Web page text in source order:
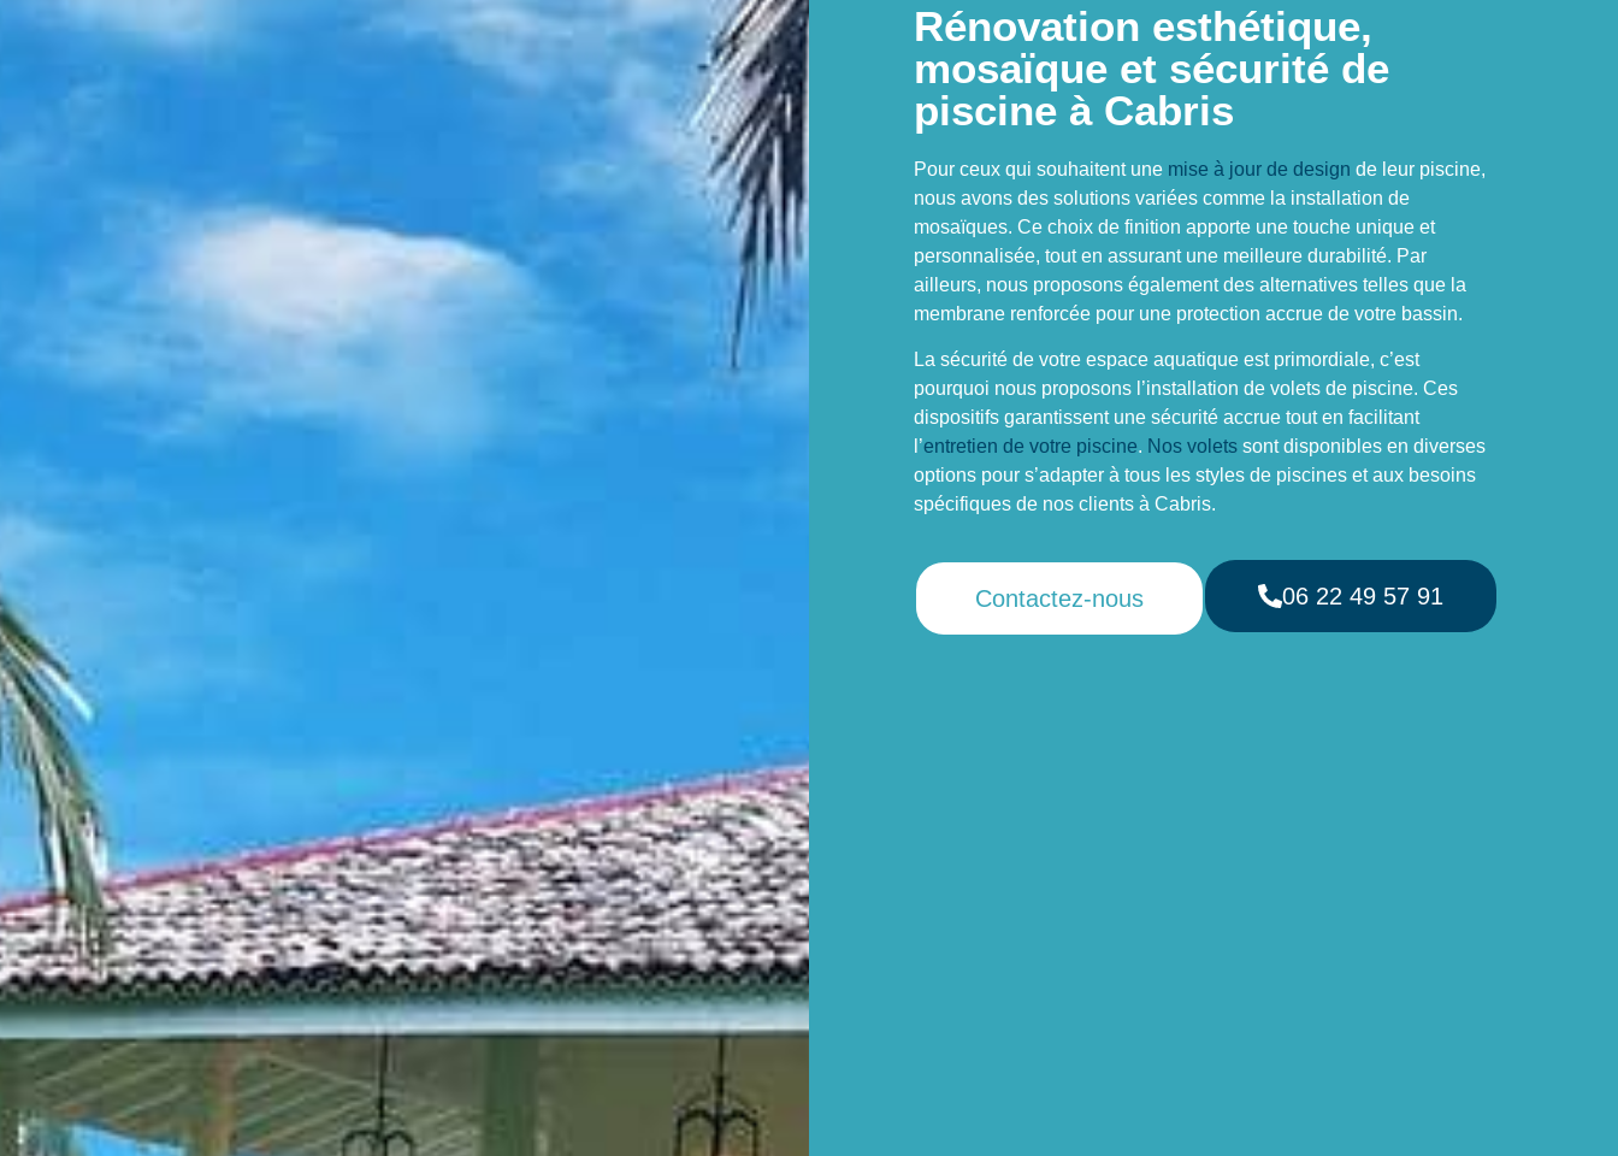
Rénovation esthétique,
mosaïque et sécurité de
piscine à Cabris
Pour ceux qui souhaitent une mise à jour de design de leur piscine,
nous avons des solutions variées comme la installation de
mosaïques. Ce choix de finition apporte une touche unique et
personnalisée, tout en assurant une meilleure durabilité. Par
ailleurs, nous proposons également des alternatives telles que la
membrane renforcée pour une protection accrue de votre bassin.
La sécurité de votre espace aquatique est primordiale, c’est
pourquoi nous proposons l’installation de volets de piscine. Ces
dispositifs garantissent une sécurité accrue tout en facilitant
l’entretien de votre piscine. Nos volets sont disponibles en diverses
options pour s’adapter à tous les styles de piscines et aux besoins
spécifiques de nos clients à Cabris.
Contactez-nous 06 22 49 57 91